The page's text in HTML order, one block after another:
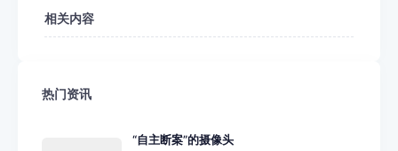
相关内容
热门资讯
“自主断案”的摄像头